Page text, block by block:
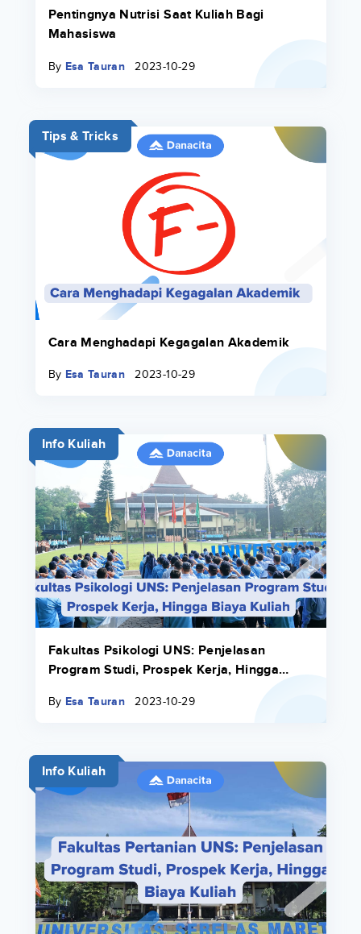
Pentingnya Nutrisi Saat Kuliah Bagi
Mahasiswa
By Esa Tauran 2023-10-29
Tips & Tricks
Cara Menghadapi Kegagalan Akademik
By Esa Tauran 2023-10-29
Info Kuliah
Fakultas Psikologi UNS: Penjelasan
Program Studi, Prospek Kerja, Hingga
By Esa Tauran 2023-10-29
Info Kuliah